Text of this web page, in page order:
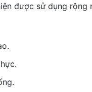
được sử dụng rộng